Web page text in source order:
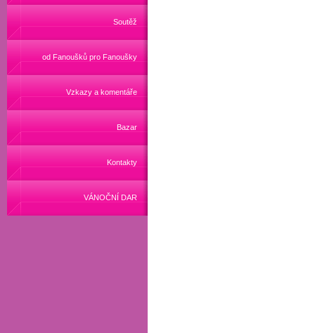
Soutěž
od Fanoušků pro Fanoušky
Vzkazy a komentáře
Bazar
Kontakty
VÁNOČNÍ DAR